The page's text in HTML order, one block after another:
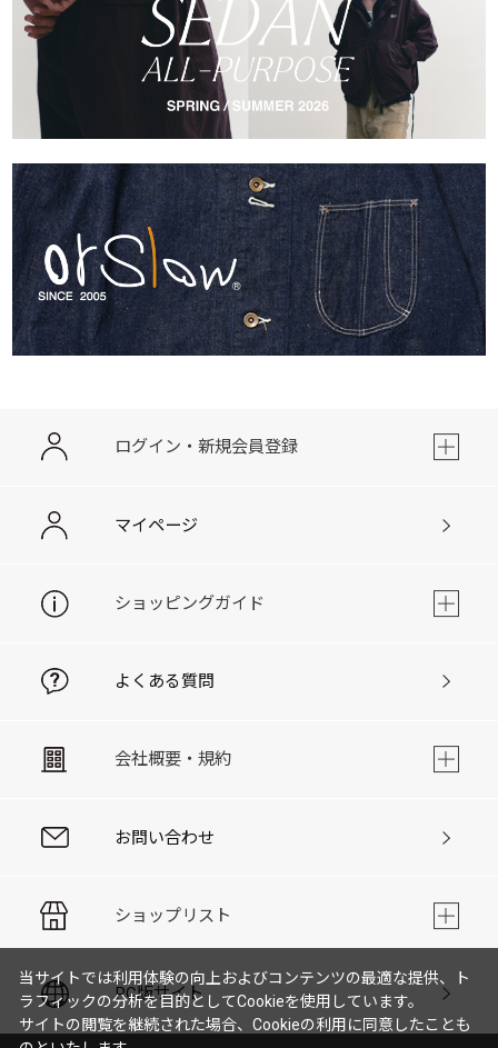
ログイン・新規会員登録
マイページ
ショッピングガイド
よくある質問
会社概要・規約
お問い合わせ
ショップリスト
PC版サイト
当サイトでは利用体験の向上およびコンテンツの最適な提供、ト
ラフィックの分析を目的としてCookieを使用しています。
サイトの閲覧を継続された場合、Cookieの利用に同意したことも